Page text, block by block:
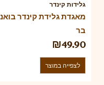
גלידות קינדר
מאגדת גלידת קינדר
בר
₪49.90
לצפייה במוצר